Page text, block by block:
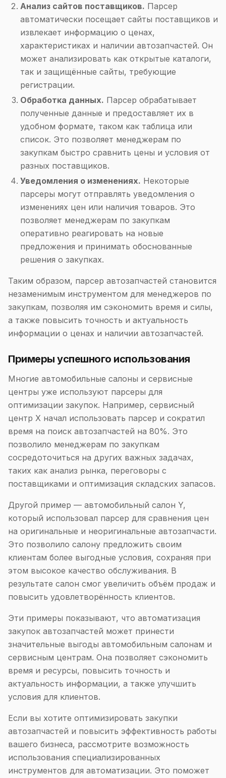
Анализ сайтов поставщиков. Парсер
автоматически посещает сайты поставщиков и
извлекает информацию о ценах,
характеристиках и наличии автозапчастей. Он
может анализировать как открытые каталоги,
так и защищённые сайты, требующие
регистрации.
Обработка данных. Парсер обрабатывает
полученные данные и предоставляет их в
удобном формате, таком как таблица или
список. Это позволяет менеджерам по
закупкам быстро сравнить цены и условия от
разных поставщиков.
Уведомления о изменениях. Некоторые
парсеры могут отправлять уведомления о
изменениях цен или наличия товаров. Это
позволяет менеджерам по закупкам
оперативно реагировать на новые
предложения и принимать обоснованные
решения о закупках.
Таким образом, парсер автозапчастей становится
незаменимым инструментом для менеджеров по
закупкам, позволяя им сэкономить время и силы,
а также повысить точность и актуальность
информации о ценах и наличии автозапчастей.
Примеры успешного использования
Многие автомобильные салоны и сервисные
центры уже используют парсеры для
оптимизации закупок. Например, сервисный
центр X начал использовать парсер и сократил
время на поиск автозапчастей на 80%. Это
позволило менеджерам по закупкам
сосредоточиться на других важных задачах,
таких как анализ рынка, переговоры с
поставщиками и оптимизация складских запасов.
Другой пример — автомобильный салон Y,
который использовал парсер для сравнения цен
на оригинальные и неоригинальные автозапчасти.
Это позволило салону предложить своим
клиентам более выгодные условия, сохраняя при
этом высокое качество обслуживания. В
результате салон смог увеличить объём продаж и
повысить удовлетворённость клиентов.
Эти примеры показывают, что автоматизация
закупок автозапчастей может принести
значительные выгоды автомобильным салонам и
сервисным центрам. Она позволяет сэкономить
время и ресурсы, повысить точность и
актуальность информации, а также улучшить
условия для клиентов.
Если вы хотите оптимизировать закупки
автозапчастей и повысить эффективность работы
вашего бизнеса, рассмотрите возможность
использования специализированных
инструментов для автоматизации. Это поможет